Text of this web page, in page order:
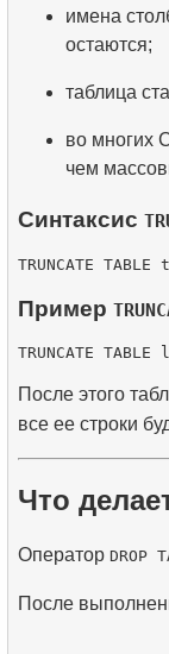
имена
остаются;
таблица
во многих
чем
Синтаксис
Пример
После этого
все ее строки
Что
Оператор DROP
После